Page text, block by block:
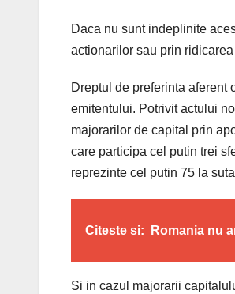
Daca nu sunt indeplinite
actionarilor sau prin
Dreptul de preferinta
emitentului. Potrivit actului
majorarilor de capital prin
care participa cel putin trei
reprezinte cel putin 75 la
Citeste si: Romania nu
Si in cazul majorarii